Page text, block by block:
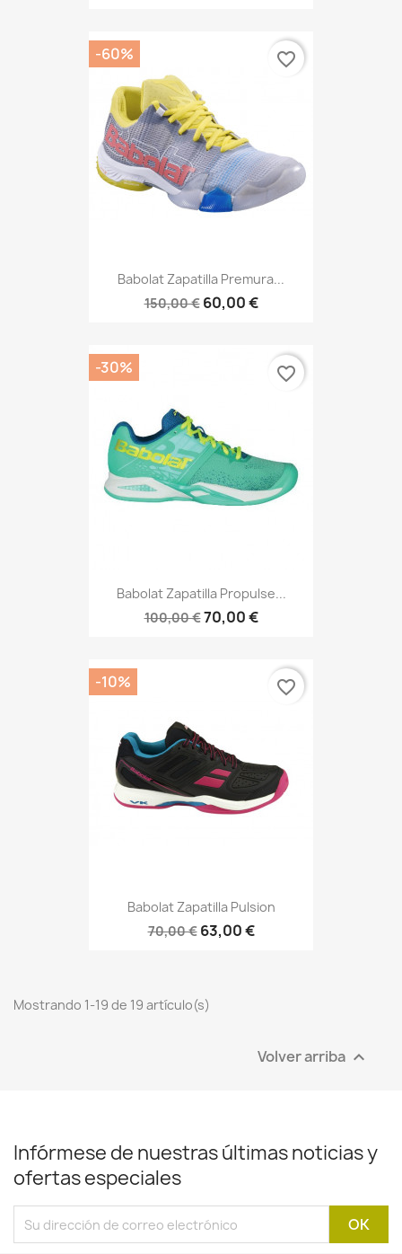
Babolat Zapatilla Premura...
150,00 € 60,00 €
-60% favorite_border
Babolat Zapatilla Propulse...
100,00 €70,00 €
-30% favorite_border
Babolat Zapatilla Pulsion
70,00 € 63,00 €
-10% favorite_border
Mostrando 1-19 de 19 artículo(s)
Volver arriba 
Infórmese de nuestras últimas noticias y
ofertas especiales